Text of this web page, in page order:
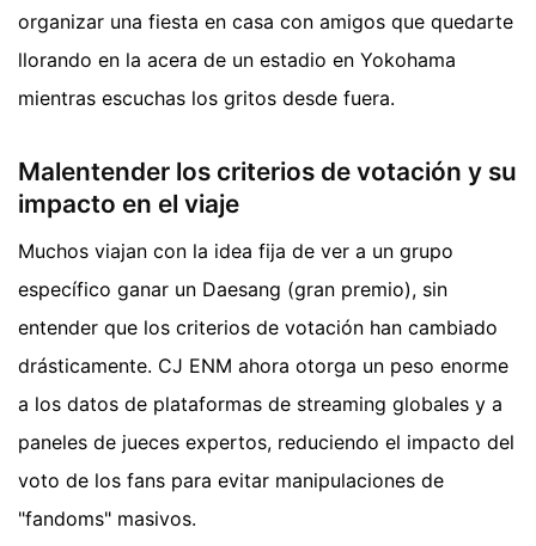
organizar una fiesta en casa con amigos que quedarte
llorando en la acera de un estadio en Yokohama
mientras escuchas los gritos desde fuera.
Malentender los criterios de votación y su
impacto en el viaje
Muchos viajan con la idea fija de ver a un grupo
específico ganar un Daesang (gran premio), sin
entender que los criterios de votación han cambiado
drásticamente. CJ ENM ahora otorga un peso enorme
a los datos de plataformas de streaming globales y a
paneles de jueces expertos, reduciendo el impacto del
voto de los fans para evitar manipulaciones de
"fandoms" masivos.